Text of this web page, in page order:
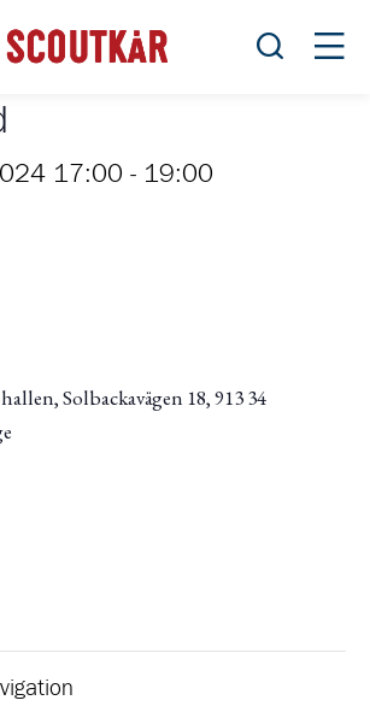
Öppna
17:00 - 19:00
Solbackavägen 18, 913 34